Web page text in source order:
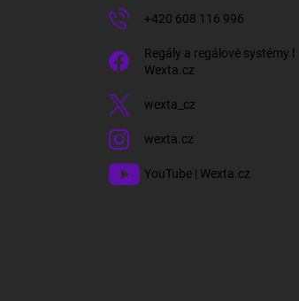
+420 608 116 996
Regály a regálové systémy l
Wexta.cz
wexta_cz
wexta.cz
YouTube | Wexta.cz